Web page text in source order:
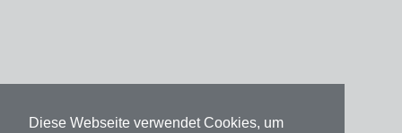
Diese Webseite verwendet Cookies, um